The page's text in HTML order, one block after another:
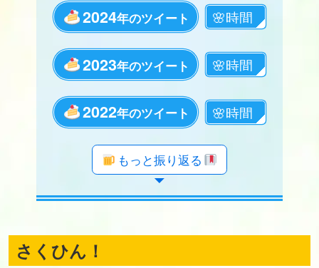
2024年のツイート
2023年のツイート
2022年のツイート
年のツイート
年のツイート
年のツイート
年のツイート
年のツイート
年のツイート
年のツイート
年のツイート
年のツイート
年のツイート
年のツイート
年のツイート
年のツイート
年のツイート
年のツイート
年のツイート
もっと振り返る
さくひん！